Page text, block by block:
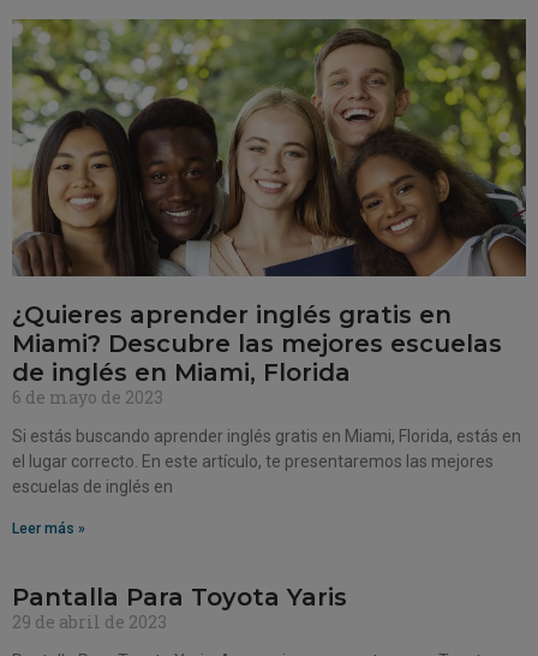
¿Quieres aprender inglés gratis en
Miami? Descubre las mejores escuelas
de inglés en Miami, Florida
6 de mayo de 2023
Si estás buscando aprender inglés gratis en Miami, Florida, estás en
el lugar correcto. En este artículo, te presentaremos las mejores
escuelas de inglés en
Leer más »
Pantalla Para Toyota Yaris
29 de abril de 2023